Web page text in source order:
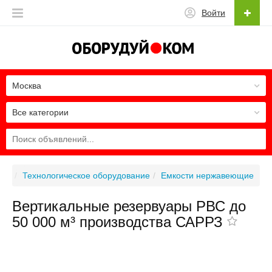
Войти
Все категории
Москва
Технологическое оборудование Емкости нержавеющие
Вертикальные резервуары РВС до
50 000 м³ производства САРРЗ